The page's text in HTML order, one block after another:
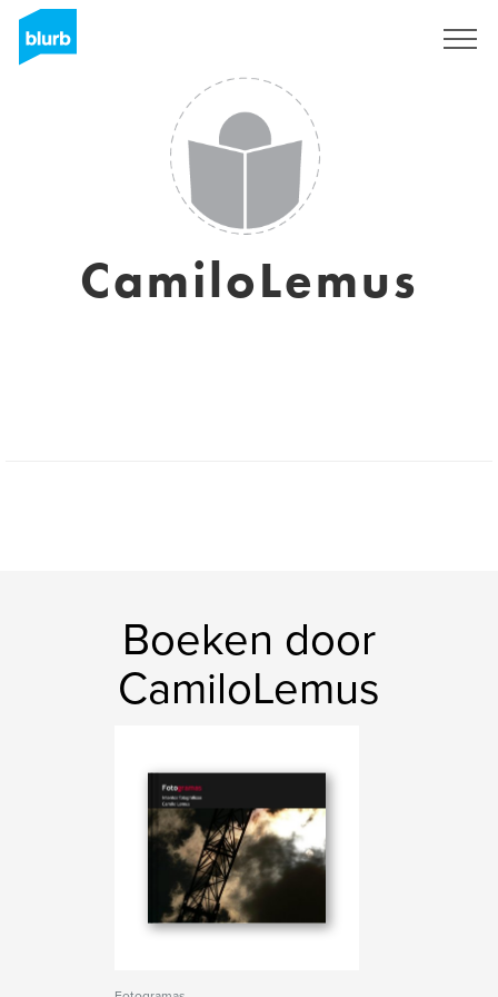
CamiloLemus
Boeken door
CamiloLemus